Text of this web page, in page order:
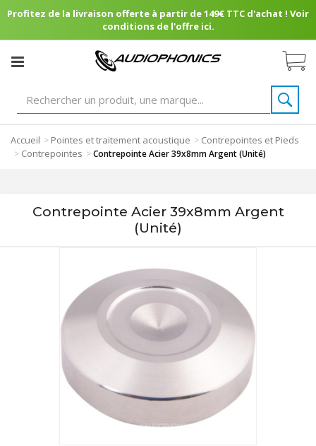
Profitez de la livraison offerte à partir de 149€ TTC d'achat ! Voir
conditions de l'offre ici.
Accueil > Pointes et traitement acoustique > Contrepointes et Pieds
> Contrepointes >Contrepointe Acier 39x8mm Argent (Unité)
Contrepointe Acier 39x8mm Argent
(Unité)